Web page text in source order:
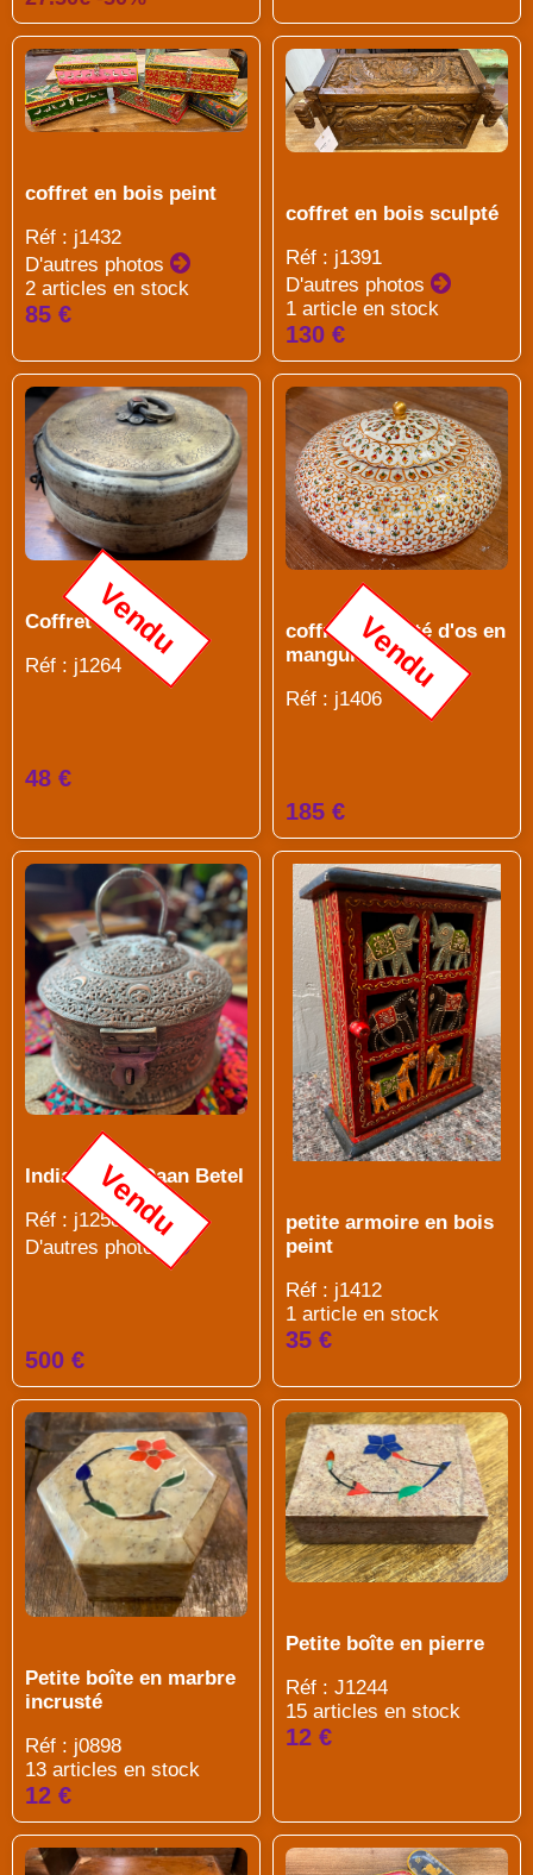
coffret en bois peint
Réf : j1432
D'autres photos
2 articles en stock
85 €
coffret en bois sculpté
Réf : j1391
D'autres photos
1 article en stock
130 €
Coffret en laiton
Réf : j1264
Vendu
48 €
coffret incrusté d'os en
manguier
Réf : j1406
Vendu
185 €
Indian Paan Daan Betel
Réf : j1258
D'autres photos
Vendu
500 €
petite armoire en bois
peint
Réf : j1412
1 article en stock
35 €
Petite boîte en marbre
incrusté
Réf : j0898
13 articles en stock
12 €
Petite boîte en pierre
Réf : J1244
15 articles en stock
12 €